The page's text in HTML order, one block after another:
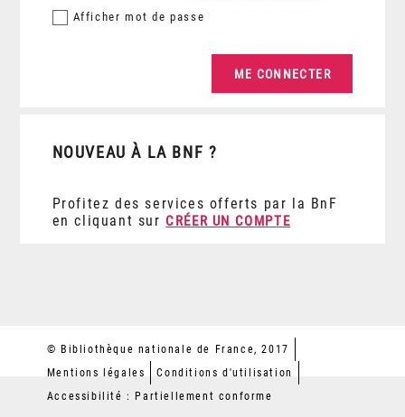
Afficher mot de passe
NOUVEAU À LA BNF ?
Profitez des services offerts par la BnF
en cliquant sur CRÉER UN COMPTE
© Bibliothèque nationale de France, 2017
Mentions légales
Conditions d'utilisation
Accessibilité : Partiellement conforme